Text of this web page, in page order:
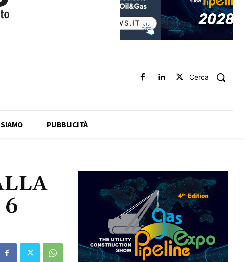
Cerca
PUBBLICITÀ
6